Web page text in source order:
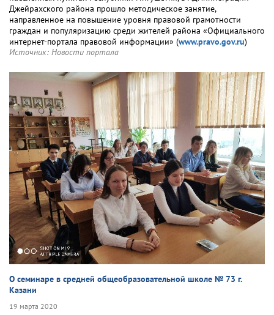
Джейрахского района прошло методическое занятие,
направленное на повышение уровня правовой грамотности
граждан и популяризацию среди жителей района «Официального
интернет-портала правовой информации» (www.pravo.gov.ru)
Источник: Новости портала
О семинаре в средней общеобразовательной школе № 73 г.
Казани
19 марта 2020